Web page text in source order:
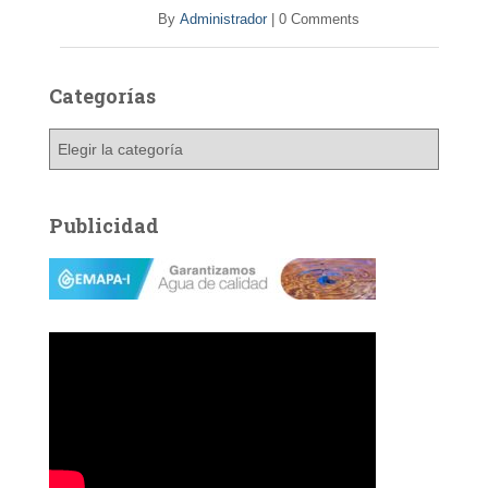
By Administrador 0 Comments
Categorías
g
o
a
Publicidad